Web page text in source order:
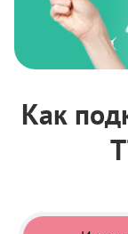
Как